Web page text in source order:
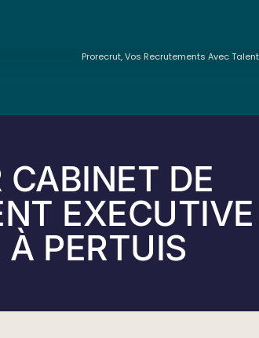
Prorecrut, Vos Recrutements Avec Talent
CABINET DE
EXECUTIVE
PERTUIS